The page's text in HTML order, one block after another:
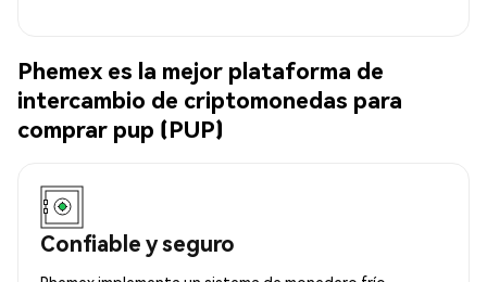
Phemex es la mejor plataforma de
intercambio de criptomonedas para
comprar pup (PUP)
Confiable y seguro